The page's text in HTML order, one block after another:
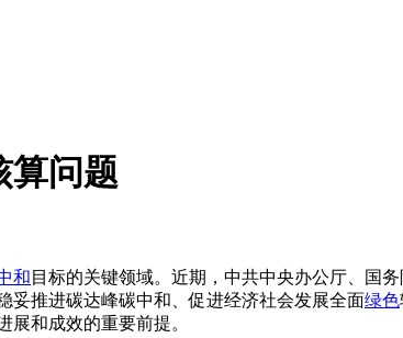
算问题
和 目标的关键领域。近期，中共中央办公厅、国
妥推进碳达峰碳中和、促进经济社会发展全面绿色
展和成效的重要前提。